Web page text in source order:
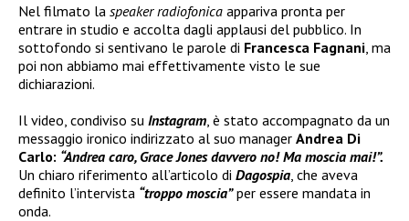
Nel filmato la speaker radiofonica appariva pronta per
entrare in studio e accolta dagli applausi del pubblico. In
sottofondo si sentivano le parole di Francesca Fagnani , ma
poi non abbiamo mai effettivamente visto le sue
dichiarazioni.
Il video, condiviso su Instagram , è stato accompagnato da un
messaggio ironico indirizzato al suo manager Andrea Di
Carlo: “Andrea caro, Grace Jones davvero no! Ma moscia mai!”.
Un chiaro riferimento all’articolo di Dagospia , che aveva
definito l’intervista “troppo moscia”per essere mandata in
onda.